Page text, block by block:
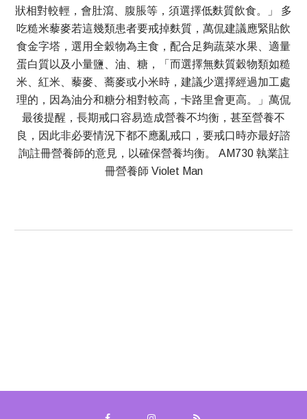
狀相對較輕，會肚瀉、腹脹等，須選擇低麩質飲食。」 多
吃糙米藜麥若這幾類患者要戒掉麩質，萬侃建議應緊貼飲
食金字塔，選用全穀物為主食，配合足夠蔬菜水果、適量
蛋白質以及小量鹽、油、糖，「而選擇無麩質穀物類如糙
米、紅米、藜麥、蕎麥或小米時，建議少選擇經過加工處
理的，因為油分和糖分相對較高，卡路里會更高。」萬侃
最後提醒，長期戒口容易造成營養不均衡，甚至營養不
良，因此非必要情況下都不應亂戒口，要戒口時亦最好諮
詢註冊營養師的意見，以確保營養均衡。 AM730 執業註
冊營養師 Violet Man